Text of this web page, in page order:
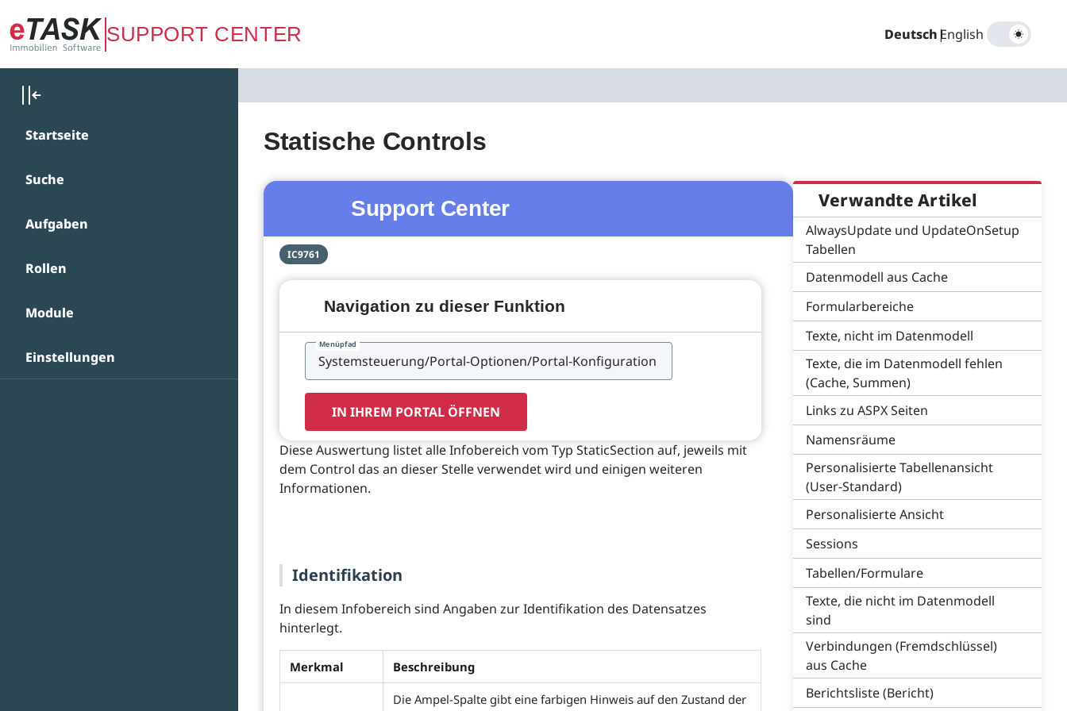
Zum Hauptinhalt springen
SUPPORT CENTER Deutsch|
English
Startseite
Suche
Aufgaben
Rollen
Module
Einstellungen
Statische Controls
Support Center
IC9761
Navigation zu dieser Funktion
Menüpfad
IN IHREM PORTAL ÖFFNEN
Diese Auswertung listet alle Infobereich vom Typ StaticSection auf, jeweils mit
dem Control das an dieser Stelle verwendet wird und einigen weiteren
Informationen.
Identifikation
In diesem Infobereich sind Angaben zur Identifikation des Datensatzes
hinterlegt.
Merkmal Beschreibung
Die Ampel-Spalte gibt eine farbigen Hinweis auf den Zustand der
Verwandte Artikel
AlwaysUpdate und UpdateOnSetup
Tabellen
Datenmodell aus Cache
Formularbereiche
Texte, nicht im Datenmodell
Texte, die im Datenmodell fehlen
(Cache, Summen)
Links zu ASPX Seiten
Namensräume
Personalisierte Tabellenansicht
(User-Standard)
Personalisierte Ansicht
Sessions
Tabellen/Formulare
Texte, die nicht im Datenmodell
sind
Verbindungen (Fremdschlüssel)
aus Cache
Berichtsliste (Bericht)